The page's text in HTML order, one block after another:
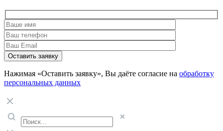
Нажимая «Оставить заявку», Вы даёте согласие на обработку
персональных данных